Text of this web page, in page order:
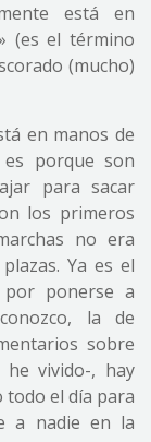
está en
(es el término
(mucho)
en manos de
porque son
para sacar
los primeros
no era
Ya es el
ponerse a
la de
sobre
vivido-, hay
el día para
a nadie en la